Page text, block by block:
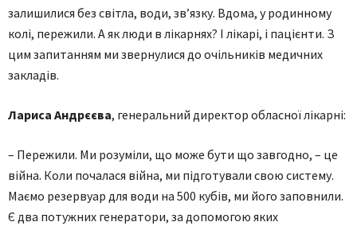
залишилися без світла, води, зв’язку. Вдома, у родинному
колі, пережили. А як люди в лікарнях? І лікарі, і пацієнти. З
цим запитанням ми звернулися до очільників медичних
закладів.
Лариса Андрєєва, генеральний директор обласної лікарні:
– Пережили. Ми розуміли, що може бути що завгодно, – це
війна. Коли почалася війна, ми підготували свою систему.
Маємо резервуар для води на 500 кубів, ми його заповнили.
Є два потужних генератори, за допомогою яких